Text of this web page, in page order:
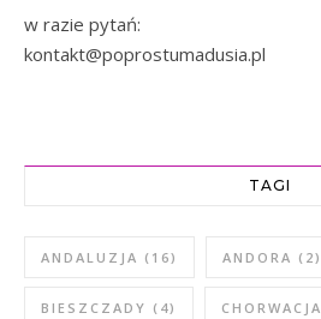
w razie pytań:
kontakt@poprostumadusia.pl
TAGI
ANDALUZJA (16) ANDORA (2)
BIESZCZADY (4) CHORWACJA